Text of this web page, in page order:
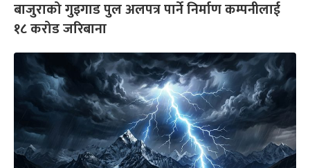
बाजुराको गुइगाड पुल अलपत्र पार्ने निर्माण कम्पनीलाई
१८ करोड जरिबाना